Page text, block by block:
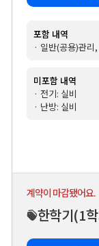
포함 내역
· 일반(공용)관
미포함 내역
· 전기: 실비
· 난방: 실비
계약이 마감됐어요.
한학기(1